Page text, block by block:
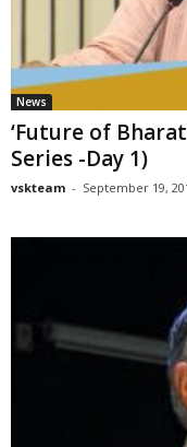
News
‘Future of
Series -Day 1)
vskteam - September 19,